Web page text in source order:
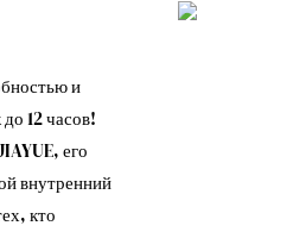
и
12 часов!
его
внутренний
кто